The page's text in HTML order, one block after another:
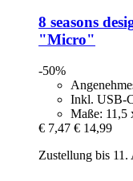
8 seasons
"Micro"
-50%
Inkl. USB-
Maße: 11,5
€ 7,47 € 14,99
Zustellung bis 11.